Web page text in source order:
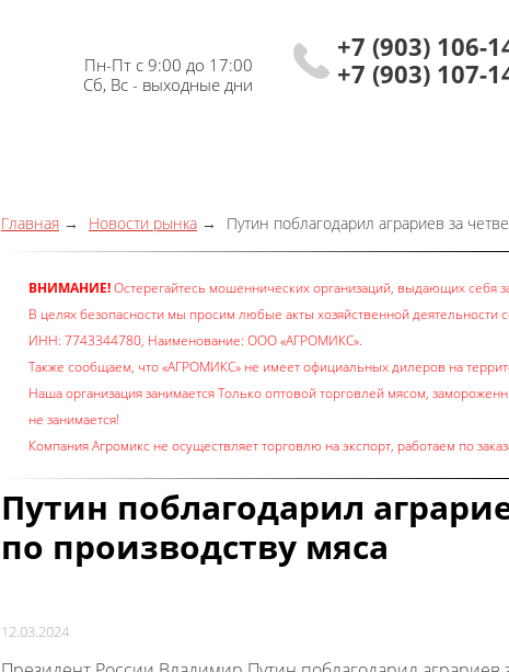
+7 (903) 106-
+7 (903) 107-
Пн-Пт с 9:00 до 17:00
Сб, Вс - выходные дни
Главная Новости рынка Путин поблагодарил аграриев за
ВНИМАНИЕ!Остерегайтесь мошеннических организаций, выдающих себя
В целях безопасности мы просим любые акты хозяйственной
ИНН: 7743344780, Наименование: ООО «АГРОМИКС».
Также сообщаем, что «АГРОМИКС» не имеет официальных дилеров на
Наша организация занимается Только оптовой торговлей мясом,
не занимается!
Компания Агромикс не осуществляет торговлю на экспорт, работаем по
Путин поблагодарил
по производству мяса
12.03.2024